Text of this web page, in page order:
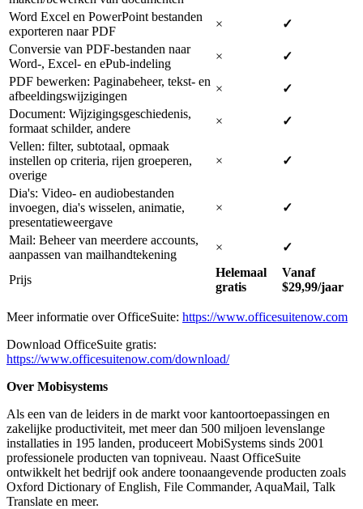
Word Excel en PowerPoint bestanden
exporteren naar PDF
×
✓
Conversie van PDF-bestanden naar
Word-, Excel- en ePub-indeling
×
✓
PDF bewerken: Paginabeheer, tekst- en
afbeeldingswijzigingen
×
✓
Document: Wijzigingsgeschiedenis,
formaat schilder, andere
×
✓
Vellen: filter, subtotaal, opmaak
instellen op criteria, rijen groeperen,
overige
× ✓
Dia's: Video- en audiobestanden
invoegen, dia's wisselen, animatie,
presentatieweergave
× ✓
Mail: Beheer van meerdere accounts,
aanpassen van mailhandtekening
× ✓
Prijs
Helemaal
gratis
Vanaf
$29,99/jaar
Meer informatie over OfficeSuite: https://www.officesuitenow.com
Download OfficeSuite gratis:
https://www.officesuitenow.com/download/
Over Mobisystems
Als een van de leiders in de markt voor kantoortoepassingen en
zakelijke productiviteit, met meer dan 500 miljoen levenslange
installaties in 195 landen, produceert MobiSystems sinds 2001
professionele producten van topniveau. Naast OfficeSuite
ontwikkelt het bedrijf ook andere toonaangevende producten zoals
Oxford Dictionary of English, File Commander, AquaMail, Talk
Translate en meer.